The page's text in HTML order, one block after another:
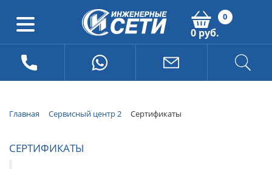
0
0 руб.
Главная Сервисный центр 2 Сертификаты
СЕРТИФИКАТЫ